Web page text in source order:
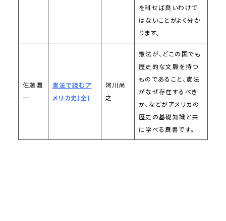
を科せば良いわけで
はないことがよく分か
ります。
佐藤潤
一
憲法で読むア
メリカ史(全)
阿川尚
之
憲法が、どこの国でも
歴史的な文脈を持つ
ものであること、憲法
がなぜ存在するべき
か、などがアメリカの
歴史の基礎知識と共
に学べる良書です。